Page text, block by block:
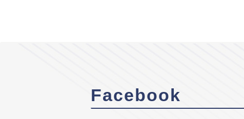
Facebook